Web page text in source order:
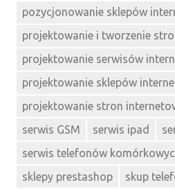
pozycjonowanie sklepów
projektowanie i tworzenie
projektowanie serwisów
projektowanie sklepów
projektowanie stron
serwis GSM
serwis ipad
serwis telefonów
sklepy prestashop
skup